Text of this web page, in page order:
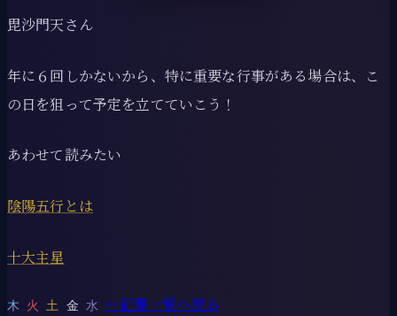
毘沙門天さん
年に６回しかないから、特に重要な行事がある場合は、こ
の日を狙って予定を立てていこう！
あわせて読みたい
陰陽五行とは
十大主星
木 火土 金 水 ←記事一覧へ戻る